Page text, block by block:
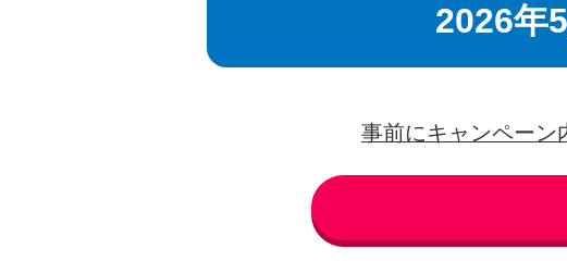
2026年
事前にキャンペーン